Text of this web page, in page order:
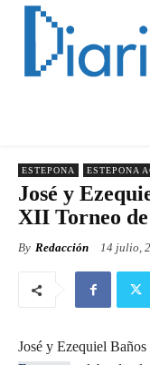
ESTEPONA ESTEPONA
José y
XII Torneo
By Redacción 14 julio,
José y Ezequiel